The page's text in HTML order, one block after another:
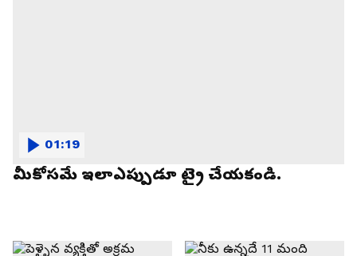
మీకోసమే ఇలాఎప్పుడూ ట్రై చేయకండి.
01:19